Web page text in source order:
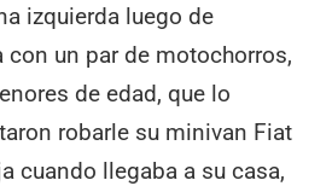
izquierda luego de
con un par de motochorros,
de edad, que lo
robarle su minivan Fiat
cuando llegaba a su casa,